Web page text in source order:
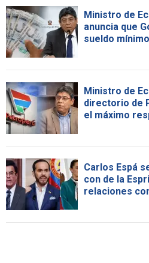
Ministro de
anuncia que
sueldo
Ministro de
directorio de
el máximo
Carlos Espá
con de la
relaciones